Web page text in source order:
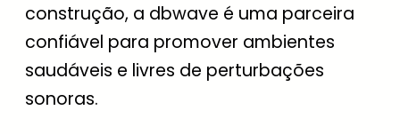
construção, a dbwave é uma parceira
confiável para promover ambientes
saudáveis e livres de perturbações
sonoras.